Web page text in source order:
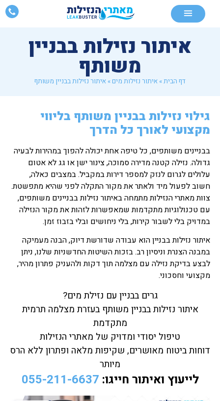
איתור נזילות בבניין
משותף
דף הבית»איתור נזילות מים »איתור נזילות בבניין משותף
גילוי נזילות בבניין משותף בליווי
מקצועי לאורך כל הדרך
בבניינים משותפים, כל טיפה אחת יכולה להפוך במהירות לבעיה
גדולה. נזילה קטנה מדירה סמוכה, צינור ישן או גג לא אטום
עלולים לגרום לנזק למספר דירות במקביל. במצבים כאלה,
חשוב לפעול מיד ולאתר את מקור התקלה לפני שהיא מתפשטת.
צוות מאתרי הנזילות מתמחה באיתור נזילות בבניינים משותפים,
עם טכנולוגיות מתקדמות שמאפשרות לזהות את מקור הנזילה
במדויק בלי לשבור קירות, בלי ניחושים ובלי בזבוז זמן.
איתור נזילות בבניין הוא עבודה שדורשת דיוק, הבנה מעמיקה
במבנה הצנרת וניסיון רב. בזכות השיטות החדשניות שלנו, ניתן
לבצע בדיקת נזילה עם מצלמה תוך דקות ולהעניק פתרון מהיר,
מקצועי וחסכוני.
גרים בבניין עם נזילת מים?
איתור נזילות בבניין משותף בעזרת מצלמה תרמית
מתקדמת
טיפול יסודי ומדויק של מאתרי הנזילות
דוחות ביטוח מאושרים, שקיפות מלאה ופתרון ללא הרס
מיותר
לייעוץ ואיתור חייגו:055-211-6637